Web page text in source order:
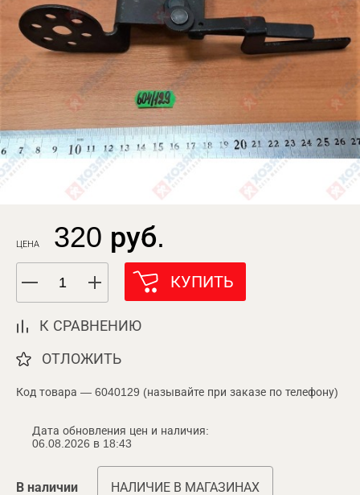
ЦЕНА 320 руб.
КУПИТЬ
К СРАВНЕНИЮ
ОТЛОЖИТЬ
Код товара — 6040129 (называйте при заказе по телефону)
Дата обновления цен и наличия:
06.08.2026 в 18:43
В наличии НАЛИЧИЕ В МАГАЗИНАХ